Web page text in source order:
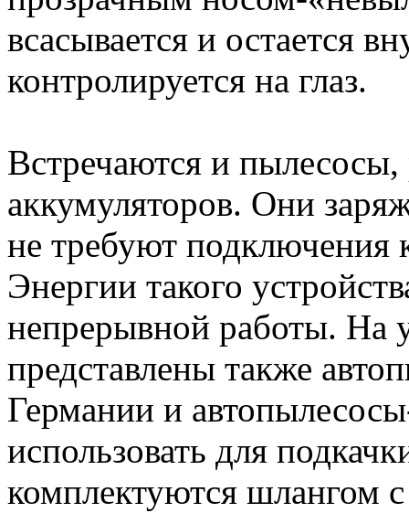
всасывается и остается
контролируется на глаз.
Встречаются и
аккумуляторов. Они
не требуют подключения
Энергии такого
непрерывной работы. На
представлены также
Германии и
использовать для
комплектуются шлангом